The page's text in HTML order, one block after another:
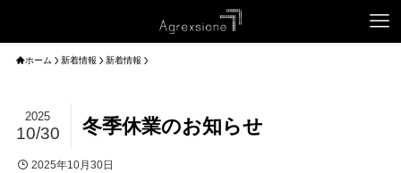
ホーム 新着情報 新着情報
冬季休業のお知らせ
2025
10/30
2025年10月30日